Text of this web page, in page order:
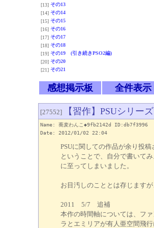
[13] その13
[14] その14
[15] その15
[16] その16
[17] その17
[18] その18
[19] その19 (引き続きPSO2編)
[20] その20
[21] その21
感想掲示板 全件表示
[27552] 【習作】PSUシリー
Name: 蕎麦わんこ◆9fb2142d ID:db7f3996
Date: 2012/01/02 22:04
PSUに関しての作品が余り投
ということで、自分で書いて
に至ってしまいました。
お目汚しのこととは存じますが
2011 5/7 追補
本作の時間軸については、フ
ラとエミリアが有人亜空間飛